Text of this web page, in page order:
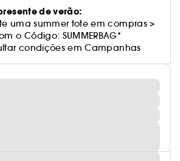
de verão:
uma summer tote em compras >
o Código: SUMMERBAG*
condições em Campanhas